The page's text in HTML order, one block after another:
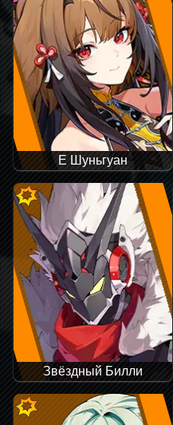
Е Шуньгуан
Звёздный Билли